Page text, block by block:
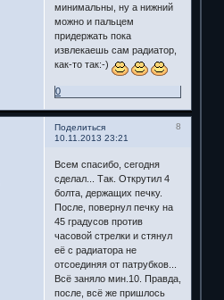
минимальны, ну а нижний
можно и пальцем
придержать пока
извлекаешь сам радиатор,
как-то так:-)
0
Поделиться
8
10.11.2013 23:21
Всем спасибо, сегодня
сделал... Так. Открутил 4
болта, держащих печку.
После, повернул печку на
45 градусов против
часовой стрелки и стянул
её с радиатора не
отсоединяя от патрубков...
Всё заняло мин.10. Правда,
после, всё же пришлось